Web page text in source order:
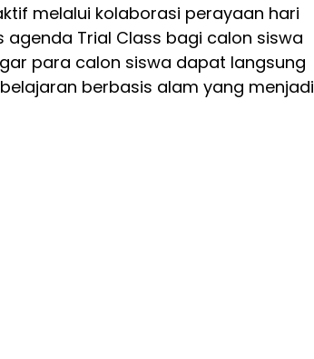
melalui kolaborasi perayaan hari
agenda Trial Class bagi calon siswa
para calon siswa dapat langsung
berbasis alam yang menjadi